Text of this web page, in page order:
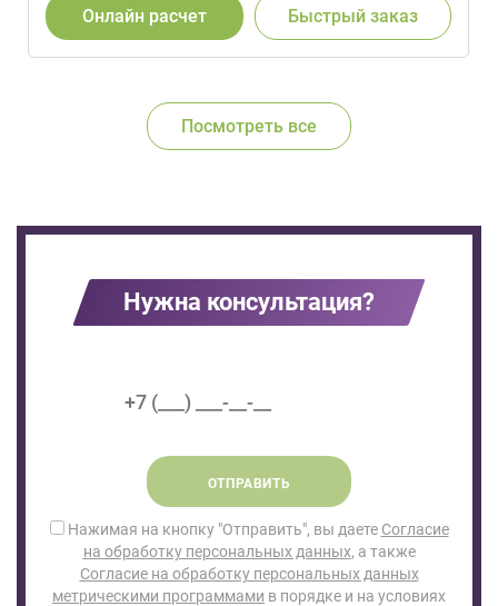
Онлайн расчет Быстрый заказ
Посмотреть все
Нужна консультация?
ОТПРАВИТЬ
Нажимая на кнопку "Отправить", вы даете Согласие
на обработку персональных данных, а также
Согласие на обработку персональных данных
метрическими программами в порядке и на условиях